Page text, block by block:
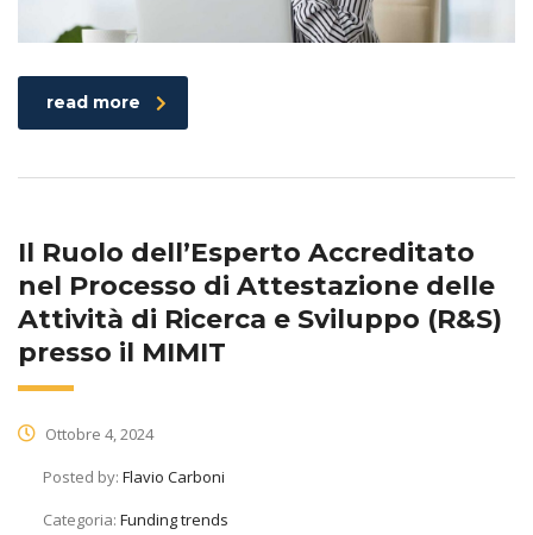
read more
Il Ruolo dell’Esperto Accreditato
nel Processo di Attestazione delle
Attività di Ricerca e Sviluppo (R&S)
presso il MIMIT
Ottobre 4, 2024
Posted by: Flavio Carboni
Categoria: Funding trends